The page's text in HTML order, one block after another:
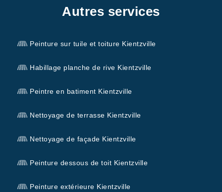
Autres services
Peinture sur tuile et toiture Kientzville
Habillage planche de rive Kientzville
Peintre en batiment Kientzville
Nettoyage de terrasse Kientzville
Nettoyage de façade Kientzville
Peinture dessous de toit Kientzville
Peinture extérieure Kientzville